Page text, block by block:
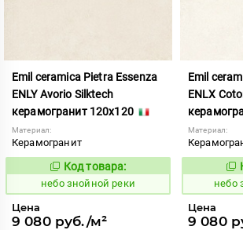
Emil ceramica Pietra Essenza
ENLY Avorio Silktech
керамогранит 120x120
Материал:
Керамогранит
1113454
Код товара:
небо знойной реки
Цена
9 080 руб./м²
Emil
ENLX
Материал:
небо
Цена
9 080